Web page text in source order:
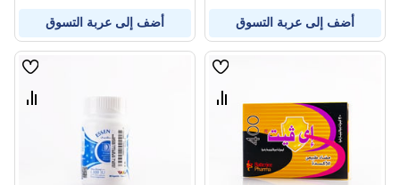
أضف إلى عربة التسوق أضف إلى عربة التسوق
قائمة
قارن
قائمة
قارن